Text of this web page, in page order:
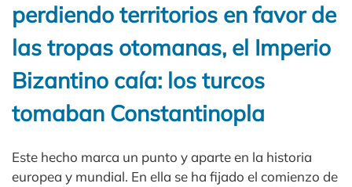
perdiendo territorios en favor de
las tropas otomanas, el Imperio
Bizantino caía: los turcos
tomaban Constantinopla
Este hecho marca un punto y aparte en la historia
europea y mundial. En ella se ha fijado el comienzo de